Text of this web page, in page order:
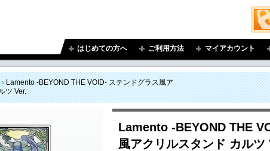
はじめての方へ ご利用方法 マイアカウント
Lamento -BEYOND THE VOID- ステンドグラス風ア
ツ Ver.
Lamento -BEYOND THE
風アクリルスタンド カルツ